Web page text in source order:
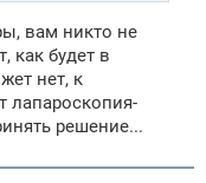
вам никто не
как будет в
нет, к
лапароскопия-
решение...